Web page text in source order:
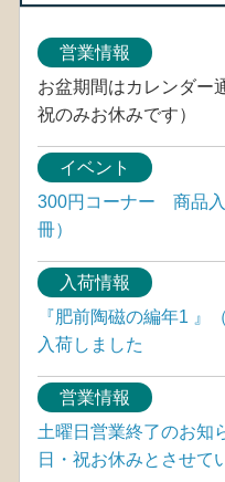
営業情報
お盆期間はカレンダー
祝のみお休みです）
イベント
300円コーナー 商品
冊）
入荷情報
『肥前陶磁の編年1 』
入荷しました
営業情報
土曜日営業終了のお知
日・祝お休みとさせて